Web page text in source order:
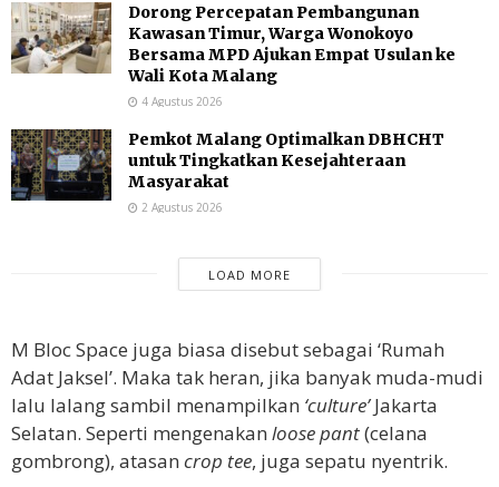
Dorong Percepatan Pembangunan
Kawasan Timur, Warga Wonokoyo
Bersama MPD Ajukan Empat Usulan ke
Wali Kota Malang
4 Agustus 2026
Pemkot Malang Optimalkan DBHCHT
untuk Tingkatkan Kesejahteraan
Masyarakat
2 Agustus 2026
LOAD MORE
M Bloc Space juga biasa disebut sebagai ‘Rumah
Adat Jaksel’. Maka tak heran, jika banyak muda-mudi
lalu lalang sambil menampilkan ‘culture’Jakarta
Selatan. Seperti mengenakan loose pant(celana
gombrong), atasan crop tee, juga sepatu nyentrik.